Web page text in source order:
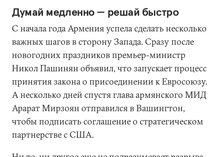
Думай медленно — решай быстро
С начала года Армения успела сделать несколько
важных шагов в сторону Запада. Сразу после
новогодних праздников премьер-министр
Никол Пашинян объявил, что запускает процесс
принятия закона о присоединении к Евросоюзу.
А несколько дней спустя глава армянского МИД
Арарат Мирзоян отправился в Вашингтон,
чтобы подписать соглашение о стратегическом
партнерстве с США.